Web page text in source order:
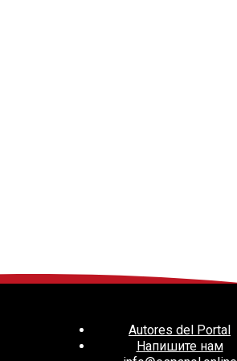
Autores del Portal
Напишите нам